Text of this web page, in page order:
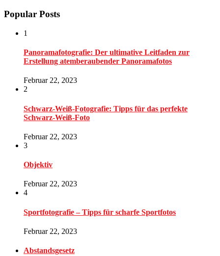
Popular Posts
1
Panoramafotografie: Der ultimative Leitfaden zur
Erstellung atemberaubender Panoramafotos
Februar 22, 2023
2
Schwarz-Weiß-Fotografie: Tipps für das perfekte
Schwarz-Weiß-Foto
Februar 22, 2023
3
Objektiv
Februar 22, 2023
4
Sportfotografie – Tipps für scharfe Sportfotos
Februar 22, 2023
Abstandsgesetz